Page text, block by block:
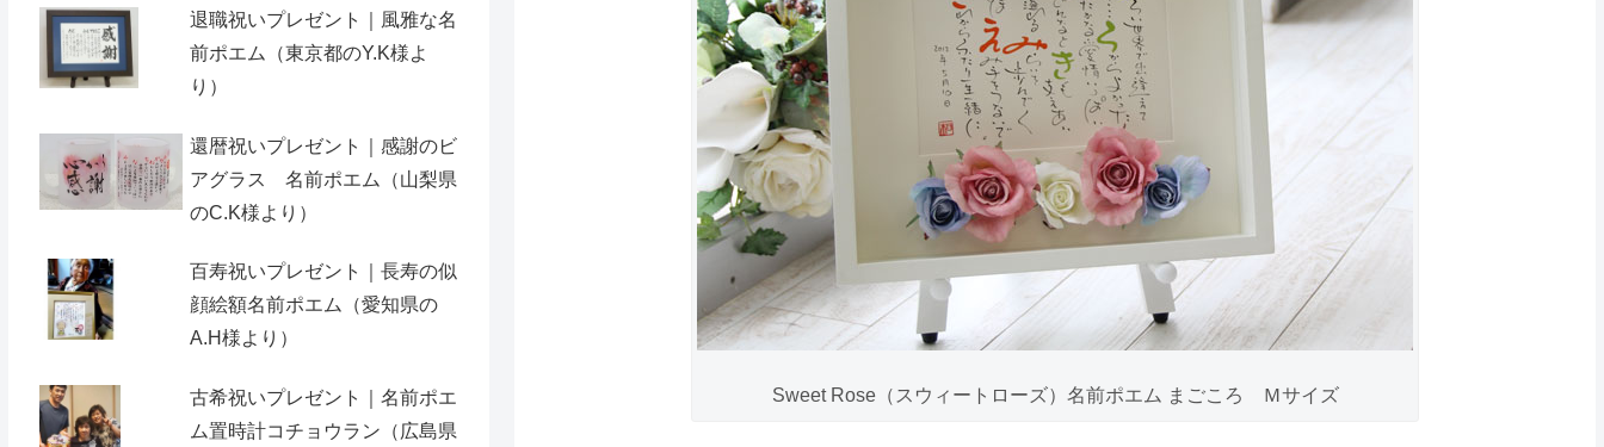
Sweet Rose（スウィートローズ）名前ポエム まごころ Ｍサイズ
退職祝いプレゼント｜風雅な名
前ポエム（東京都のY.K様よ
り）
還暦祝いプレゼント｜感謝のビ
アグラス 名前ポエム（山梨県
のC.K様より）
百寿祝いプレゼント｜長寿の似
顔絵額名前ポエム（愛知県の
A.H様より ）
古希祝いプレゼント｜名前ポエ
ム置時計コチョウラン（広島県